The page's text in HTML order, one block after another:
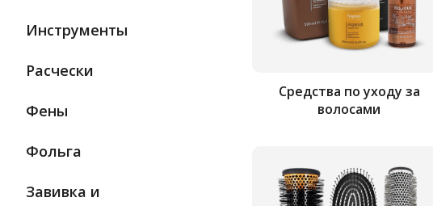
Инструменты
Расчески
Фены
Фольга
Завивка и
Средства по уходу за
волосами